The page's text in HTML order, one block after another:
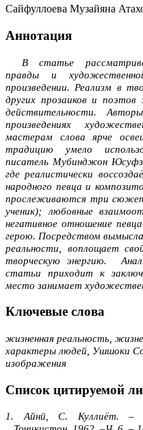
Сайфуллоева Музайяна
Аннотация
В статье
правды и
произведении. Реализм в
других прозаиков и поэтов
действительности.
произведениях
мастерам слова ярче
традицию умело
писатель Мубинджон
где реалистически
народ­ного певца и
прослеживаются три
ученик); любовные
негативное отношение
герою. Посредством
реальности, воплощает
творческую энергию.
статьи приходит к
место занимает
Ключевые слова
жизненная реальность,
характеры людей, Ушшоки
изображения
Список цитируемой
1. Айнӣ, С. Куллиёт. –